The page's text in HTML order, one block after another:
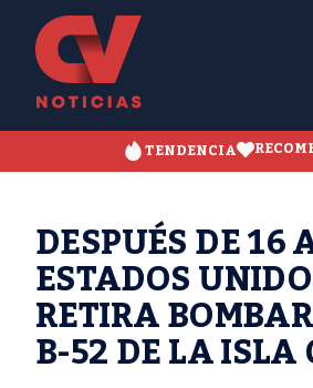
TENDENCIA
DESPUÉS DE 16
ESTADOS
RETIRA
B-52 DE LA ISLA